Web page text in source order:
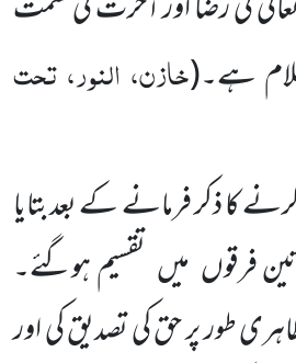
ہے۔(خازن، النور، تحت
کا ذکر فرمانے کے بعدبتایا
فرقوں میں تقسیم ہوگئے۔
طور پر حق کی تصدیق کی اور